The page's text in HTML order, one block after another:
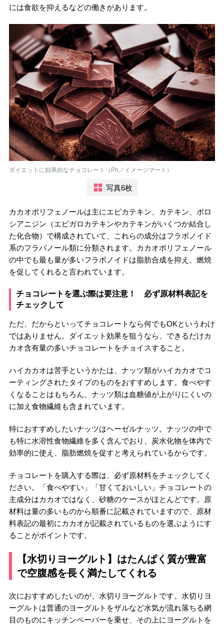
には食欲を抑えるなどの働きがあります。
ダイエットに効果的なチョコレート（Ph／イメージマート）
写真6枚
カカオポリフェノールは主にエピカテキン、カテキン、ポロ
シアニジン（エピガロカテキンやカテキンがいくつか結合し
た化合物）で構成されていて、これらの成分はフラボノイド
系のフラバノール類に分類されます。カカオポリフェノール
の中でも最も量が多いフラボノイドは脂肪合成を抑え、燃焼
を促してくれると言われています。
チョコレートを選ぶ際は要注意！ 必ず原材料表記を
チェックして
ただ、だからといってチョコレートなら何でもOKというわけ
ではありません。ダイエット効果を狙うなら、できるだけカ
カオ含有量の多いチョコレートをチョイスすること。
ハイカカオは苦手というかたは、ナッツ類がハイカカオでコ
ーティングされたタイプのものをおすすめします。食べやす
くなることはもちろん、ナッツ類は血糖値が上がりにくいの
に加え食物繊維も含まれています。
特におすすめしたいナッツはヘーゼルナッツ。ナッツの中で
も特に水溶性食物繊維を多く含んでおり、炭水化物を体内で
効率的に使え、脂肪燃焼を促すと考えられているからです。
チョコレートを購入する際は、必ず原材料をチェックしてく
ださい。「食べやすい」「甘くておいしい」チョコレートの
主成分はカカオではなく、砂糖のケースがほとんどです。原
材料は量の多いものから順番に記載されていますので、原材
料表記の最初にカカオが記載されているものを選ぶようにす
ることがポイントです。
【水切りヨーグルト】はたんぱく質が豊富
で空腹感を長く満たしてくれる
次におすすめしたいのが、水切りヨーグルトです。水切りヨ
ーグルトは普通のヨーグルトをザルなど水気が流れ落ちる網
目のものにキッチンペーパーを乗せ、その上にヨーグルトを